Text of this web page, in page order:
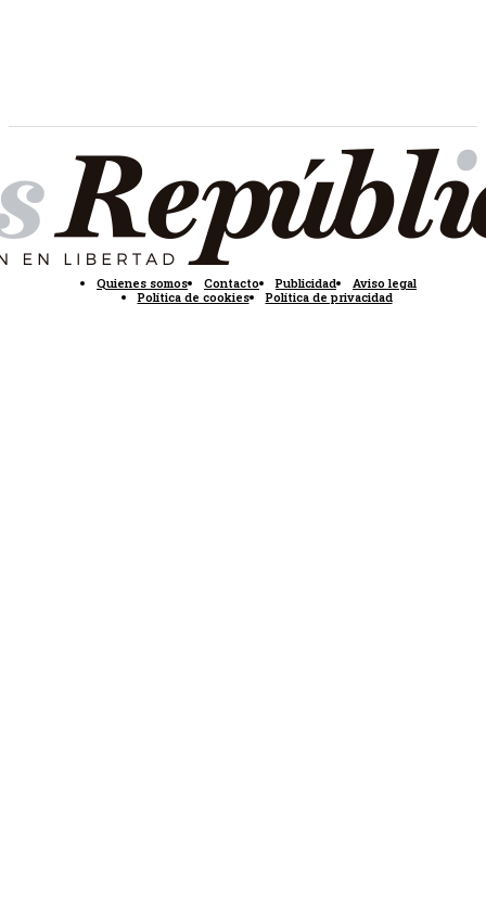
Quienes somos Contacto Publicidad
Aviso legal
Política de cookies
Política de privacidad